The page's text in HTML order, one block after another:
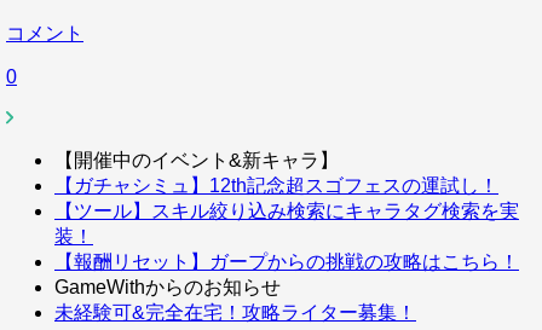
コメント
0
【開催中のイベント&新キャラ】
【ガチャシミュ】12th記念超スゴフェスの運試し！
【ツール】スキル絞り込み検索にキャラタグ検索を実
装！
【報酬リセット】ガープからの挑戦の攻略はこちら！
GameWithからのお知らせ
未経験可&完全在宅！攻略ライター募集！